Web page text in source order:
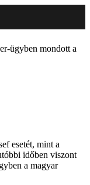
ügyben mondott a
esetét, mint a
időben viszont
a magyar